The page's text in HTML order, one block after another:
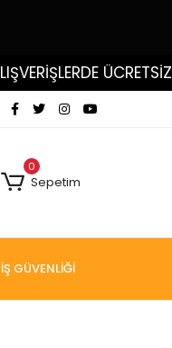
ÜCRETSİZ
0
Sepetim
İŞ GÜVENLİĞİ